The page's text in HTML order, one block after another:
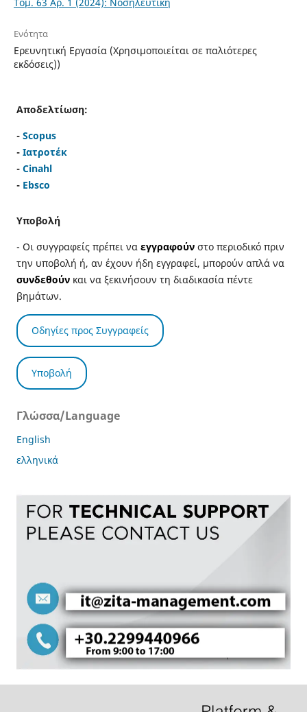
Ενότητα
Ερευνητική Εργασία (Χρησιμοποιείται σε παλιότερες
εκδόσεις))
Αποδελτίωση:
- Scopus
- Ιατροτέκ
- Cinahl
- Ebsco
Υποβολή
- Οι συγγραφείς πρέπει να εγγραφούν στο περιοδικό πριν
την υποβολή ή, αν έχουν ήδη εγγραφεί, μπορούν απλά να
συνδεθούνκαι να ξεκινήσουν τη διαδικασία πέντε
βημάτων.
Οδηγίες προς Συγγραφείς
Υποβολή
Γλώσσα/Language
English
ελληνικά